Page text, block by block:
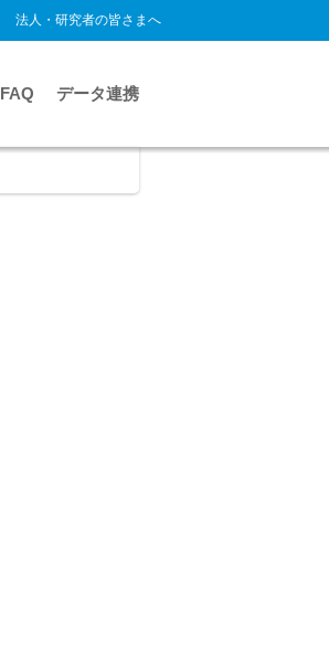
法人・研究者の皆さまへ
FAQ データ連携